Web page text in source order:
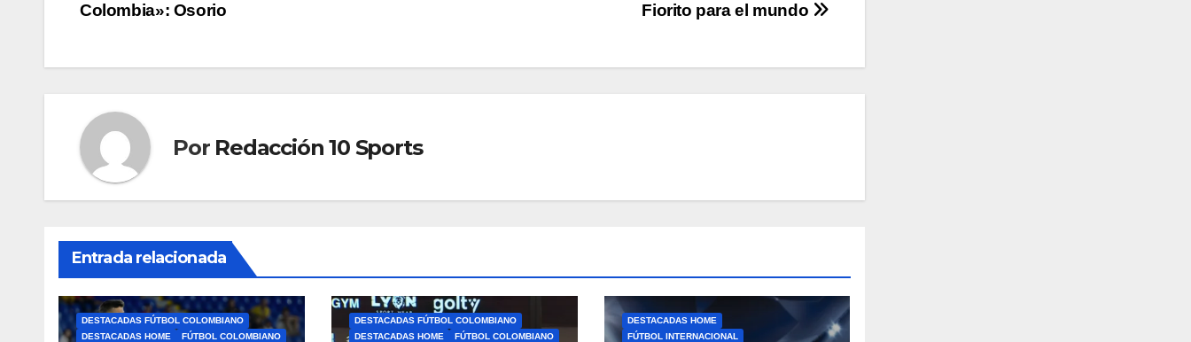
Fiorito para el mundo
Colombia»: Osorio
Por Redacción 10 Sports
Entrada relacionada
DESTACADAS FÚTBOL COLOMBIANO
DESTACADAS HOME
FÚTBOL COLOMBIANO
DESTACADAS FÚTBOL COLOMBIANO
DESTACADAS HOME
FÚTBOL COLOMBIANO
DESTACADAS HOME
FÚTBOL INTERNACIONAL